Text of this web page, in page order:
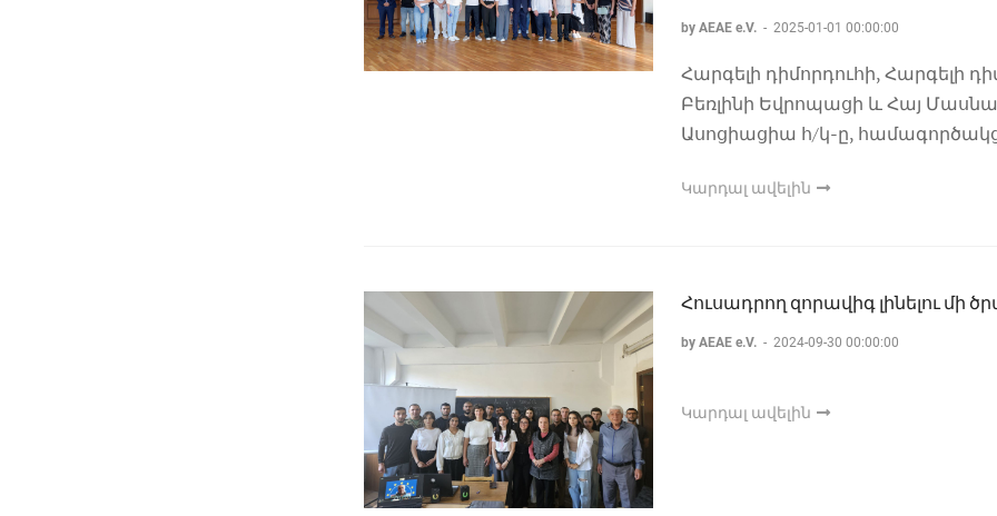
by AEAE e.V. - 2025-01-01 00:00:00
Հարգելի դիմորդուհի, Հարգելի
Բեռլինի Եվրոպացի և Հայ
Ասոցիացիա հ/կ-ը,
Կարդալ ավելին
Հուսադրող զորավիգ լինելու մի
by AEAE e.V. - 2024-09-30 00:00:00
Կարդալ ավելին